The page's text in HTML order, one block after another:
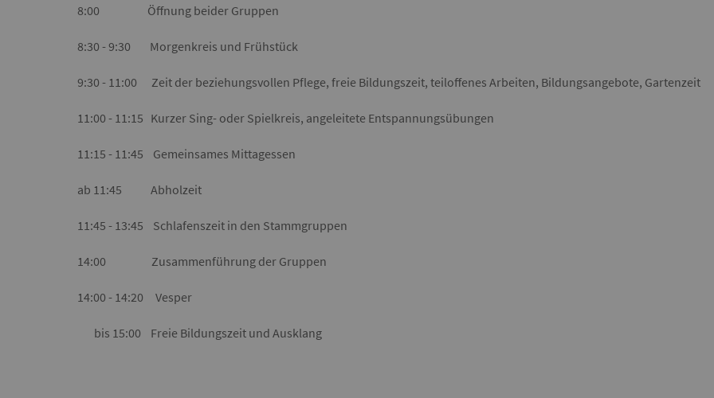
8:00 Öffnung beider Gruppen
8:30 - 9:30 Morgenkreis und Frühstück
9:30 - 11:00 Zeit der beziehungsvollen Pflege, freie Bildungszeit, teiloffenes Arbeiten, Bildungsangebote, Gartenzeit
11:00 - 11:15 Kurzer Sing- oder Spielkreis, angeleitete Entspannungsübungen
11:15 - 11:45 Gemeinsames Mittagessen
ab 11:45 Abholzeit
11:45 - 13:45 Schlafenszeit in den Stammgruppen
14:00 Zusammenführung der Gruppen
14:00 - 14:20 Vesper
bis 15:00 Freie Bildungszeit und Ausklang